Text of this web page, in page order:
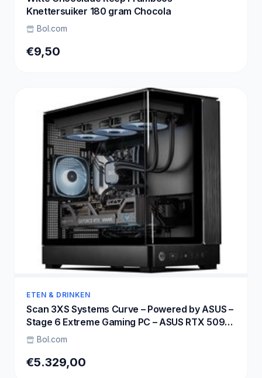
Knettersuiker 180 gram Chocola
Bol.com
€9,50
ETEN & DRINKEN
Scan 3XS Systems Curve – Powered by ASUS –
Stage 6 Extreme Gaming PC – ASUS RTX 5090
– Ryzen 9 9950X3D – Corsair DDR5 32GB – WD
Settings Gaming
Bol.com
€5.329,00